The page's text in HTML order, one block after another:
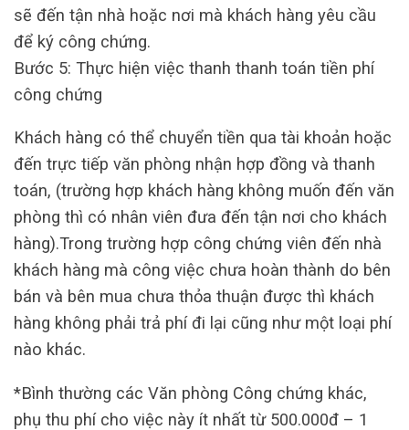
sẽ đến tận nhà hoặc nơi mà khách hàng yêu cầu
để ký công chứng.
Bước 5: Thực hiện việc thanh thanh toán tiền phí
công chứng
Khách hàng có thể chuyển tiền qua tài khoản hoặc
đến trực tiếp văn phòng nhận hợp đồng và thanh
toán, (trường hợp khách hàng không muốn đến văn
phòng thì có nhân viên đưa đến tận nơi cho khách
hàng).Trong trường hợp công chứng viên đến nhà
khách hàng mà công việc chưa hoàn thành do bên
bán và bên mua chưa thỏa thuận được thì khách
hàng không phải trả phí đi lại cũng như một loại phí
nào khác.
*Bình thường các Văn phòng Công chứng khác,
phụ thu phí cho việc này ít nhất từ 500.000đ – 1